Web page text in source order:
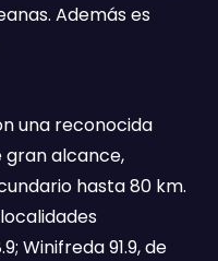
Además es
una reconocida
gran alcance,
hasta 80 km.
Winifreda 91.9, de